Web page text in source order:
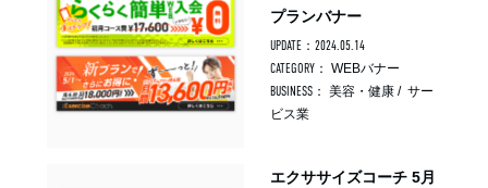
プランバナー
UPDATE：2024.05.14
CATEGORY： WEBバナー
BUSINESS： 美容・健康 / サー
ビス業
エクササイズコーチ 5月